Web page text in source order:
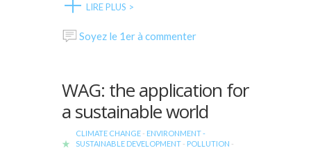
LIRE PLUS >
Soyez le 1er à commenter
WAG: the application for
a sustainable world
CLIMATE CHANGE - ENVIRONMENT -
SUSTAINABLE DEVELOPMENT - POLLUTION -